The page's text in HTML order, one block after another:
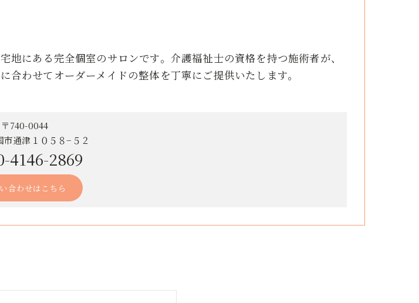
地にある完全個室のサロンです。介護福祉士の資格を持つ施術者が、
合わせてオーダーメイドの整体を丁寧にご提供いたします。
〒740-0044
市通津１０５８−５２
4146-2869
合わせはこちら